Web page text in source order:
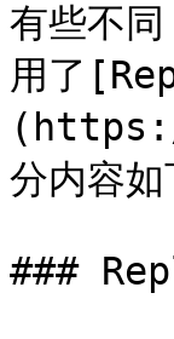
有些不
用了
分内容
###